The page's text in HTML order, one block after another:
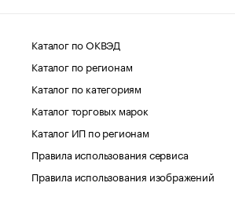
Каталог по ОКВЭД
Каталог по регионам
Каталог по категориям
Каталог торговых марок
Каталог ИП по регионам
Правила использования сервиса
Правила использования изображений